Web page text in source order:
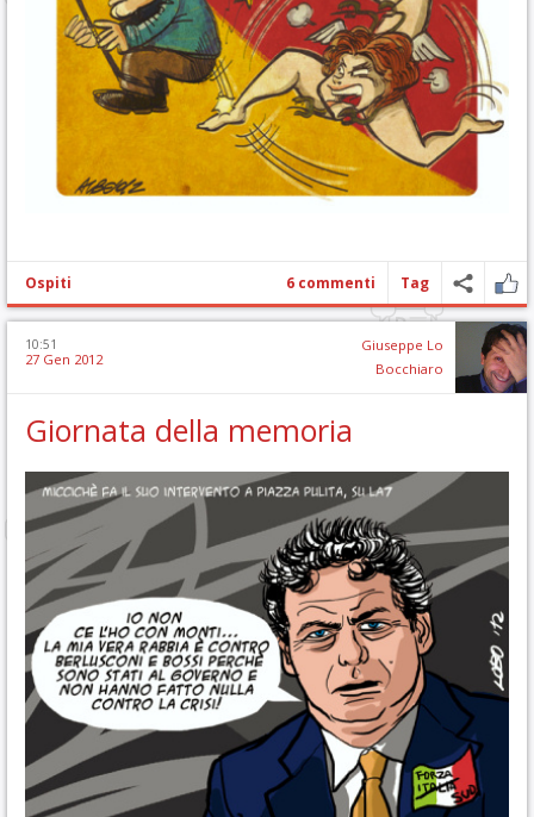
Ospiti 6 commenti Tag
10:51
27 Gen 2012
Giuseppe Lo
Bocchiaro
Giornata della memoria